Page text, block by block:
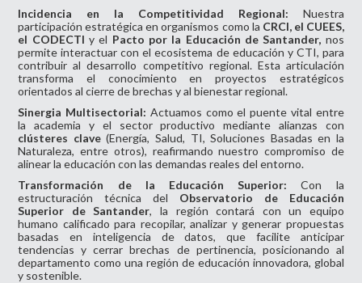
Incidencia en la Competitividad Regional: Nuestra
participación estratégica en organismos como la CRCI, el CUEES,
el CODECTI y el Pacto por la Educación de Santander, nos
permite interactuar con el ecosistema de educación y CTI, para
contribuir al desarrollo competitivo regional. Esta articulación
transforma el conocimiento en proyectos estratégicos
orientados al cierre de brechas y al bienestar regional.
Sinergia Multisectorial: Actuamos como el puente vital entre
la academia y el sector productivo mediante alianzas con
clústeres clave(Energía, Salud, TI, Soluciones Basadas en la
Naturaleza, entre otros), reafirmando nuestro compromiso de
alinear la educación con las demandas reales del entorno.
Transformación de la Educación Superior: Con la
estructuración técnica del Observatorio de Educación
Superior de Santander, la región contará con un equipo
humano calificado para recopilar, analizar y generar propuestas
basadas en inteligencia de datos, que facilite anticipar
tendencias y cerrar brechas de pertinencia, posicionando al
departamento como una región de educación innovadora, global
y sostenible.